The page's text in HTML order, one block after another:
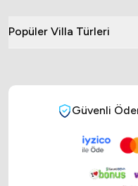
Popüler Villa Türleri
Güvenli